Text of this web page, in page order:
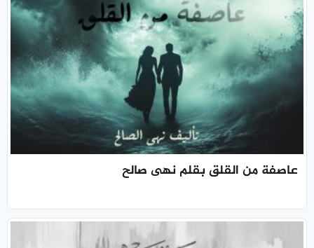
عاصفة من القلق بقلم نهى صالح